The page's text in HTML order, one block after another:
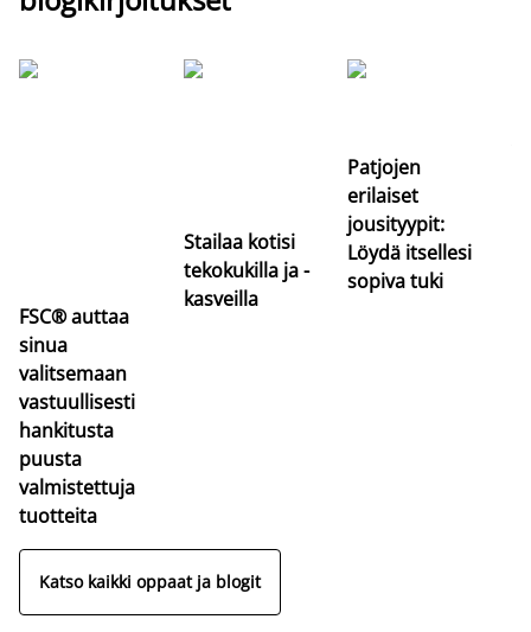
FSC® auttaa
sinua
valitsemaan
vastuullisesti
hankitusta
puusta
valmistettuja
tuotteita
Stailaa kotisi
tekokukilla ja -
kasveilla
Patjojen
erilaiset
jousityypit:
Löydä itsellesi
sopiva tuki
Katso kaikki oppaat ja blogit